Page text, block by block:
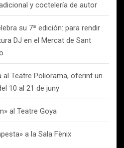
y coctelería de autor
su 7ª edición: para rendir
DJ en el Mercat de Sant
al Teatre Poliorama, oferint un
10 al 21 de juny
al Teatre Goya
a la Sala Fènix